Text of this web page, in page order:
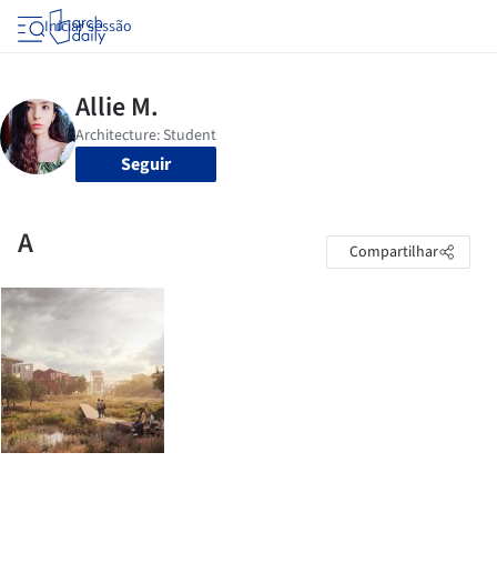
Iniciar sessão
Seguir
A Compartilhar